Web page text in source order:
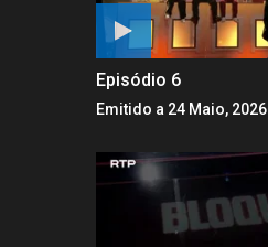
Episódio 6
Emitido a 24 Maio, 2026